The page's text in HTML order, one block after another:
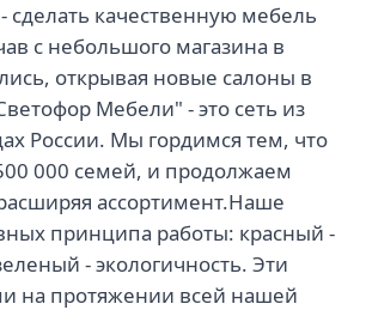
качественную мебель
с небольшого магазина в
открывая новые салоны в
Мебели" - это сеть из
России. Мы гордимся тем, что
000 семей, и продолжаем
ассортимент.Наше
принципа работы: красный -
- экологичность. Эти
на протяжении всей нашей